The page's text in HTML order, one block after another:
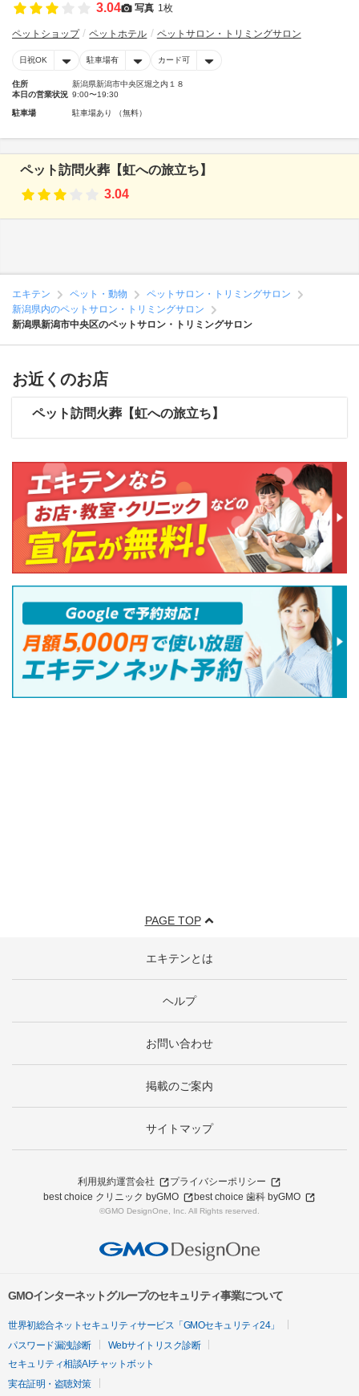
3.04 写真 1枚
ペットショップ ペットホテル ペットサロン・トリミングサロン
日祝OK 駐車場有 カード可
住所
新潟県新潟市中央区堀之内１８
本日の営業状況 9:00〜19:30
駐車場 駐車場あり （無料）
ペット訪問火葬【虹への旅立ち】
3.04
エキテン ペット・動物
ペットサロン・トリミングサロン
新潟県内のペットサロン・トリミングサロン
新潟県新潟市中央区のペットサロン・トリミングサロン
お近くのお店
ペット訪問火葬【虹への旅立ち】
PAGE TOP
エキテンとは
ヘルプ
お問い合わせ
掲載のご案内
サイトマップ
利用規約運営会社
プライバシーポリシー
best choice クリニック byGMO
best choice 歯科 byGMO
©GMO DesignOne, Inc. All Rights reserved.
GMOインターネットグループのセキュリティ事業について
世界初総合ネットセキュリティサービス「GMOセキュリティ24」
パスワード漏洩診断
Webサイトリスク診断
セキュリティ相談AIチャットボット
実在証明・盗聴対策